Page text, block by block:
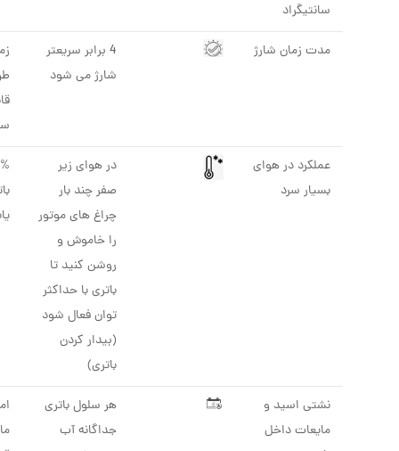
سانتیگراد
مدت زمان شارژ
4 برابر سریعتر
شارژ می شود
عملکرد در هوای
بسیار سرد
در هوای زیر
صفر چند بار
چراغ های موتور
را خاموش و
روشن کنید تا
باتری با حداکثر
توان فعال شود
(بیدار کردن
باتری)
نشتی اسید و
مایعات داخل
هر سلول باتری
جداگانه آب